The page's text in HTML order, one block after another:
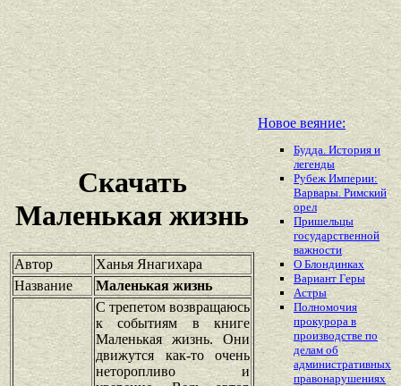
Скачать
Маленькая жизнь
Автор
Ханья Янагихара
Название
Маленькая жизнь
С трепетом возвращаюсь
к событиям в книге
Маленькая жизнь. Они
движутся как-то очень
неторопливо и
Новое веяние:
Будда. История и
легенды
Рубеж Империи:
Варвары. Римский
орел
Пришельцы
государственной
важности
О Блондинках
Вариант Геры
Астры
Полномочия
прокурора в
производстве по
делам об
административных
правонарушениях